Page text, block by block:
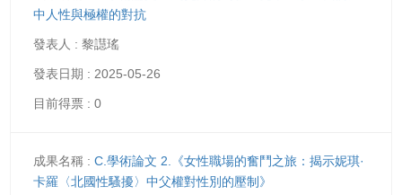
中人性與極權的對抗
黎譿瑤
2025-05-26
0
C.學術論文 2.《女性職場的奮鬥之旅：揭示妮琪·
卡羅〈北國性騷擾〉中父權對性別的壓制》